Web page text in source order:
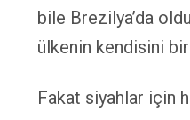
bile Brezilya’da
ülkenin kendisini bir
Fakat siyahlar için